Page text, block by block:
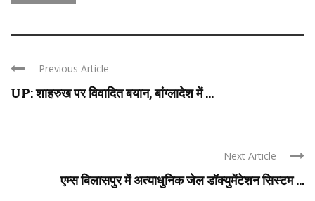
Previous Article
UP: शाहरुख पर विवादित बयान, बांग्लादेश में ...
Next Article
एम्स बिलासपुर में अत्याधुनिक जेल डॉक्युमेंटेशन सिस्टम ...